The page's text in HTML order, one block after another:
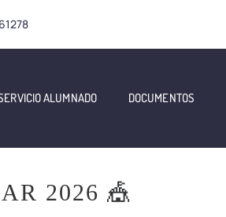
ALUMNADO DOCUMENTOS
2026 🎪